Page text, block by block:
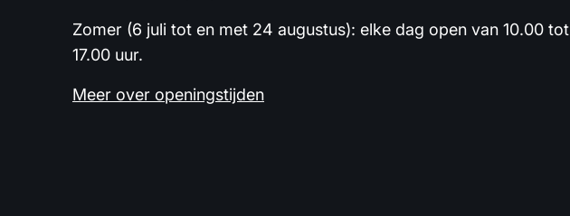
Zomer (6 juli tot en met 24 augustus): elke dag open van 10.00 tot
17.00 uur.
Meer over openingstijden